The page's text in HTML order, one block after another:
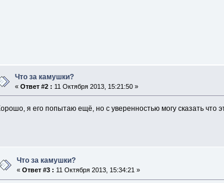
Что за камушки?
«Ответ #2 : 11 Октября 2013, 15:21:50 »
я его попытаю ещё, но с уверенностью могу сказать что
Что за камушки?
«Ответ #3 : 11 Октября 2013, 15:34:21 »